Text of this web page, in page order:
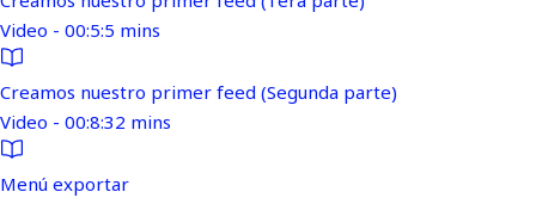
Video - 00:5:5 mins
Creamos nuestro primer feed (Segunda parte)
Video - 00:8:32 mins
Menú exportar